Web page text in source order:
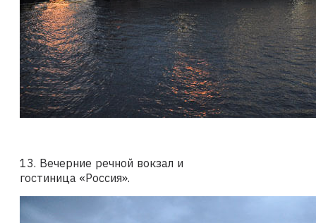
13. Вечерние речной вокзал и
гостиница «Россия».